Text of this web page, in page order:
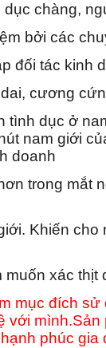
chàng,
bởi các
đối tác kinh
cương
tình dục ở
nam giới
doanh
trong
Khiến
xác
mục đích
phúc